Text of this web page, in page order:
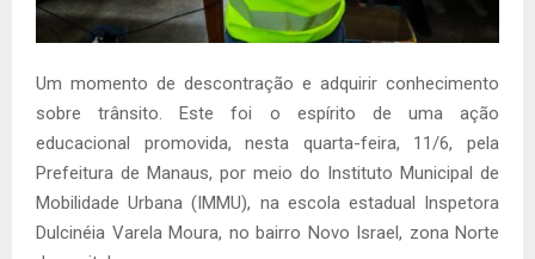
Um momento de descontração e adquirir conhecimento
sobre trânsito. Este foi o espírito de uma ação
educacional promovida, nesta quarta-feira, 11/6, pela
Prefeitura de Manaus, por meio do Instituto Municipal de
Mobilidade Urbana (IMMU), na escola estadual Inspetora
Dulcinéia Varela Moura, no bairro Novo Israel, zona Norte